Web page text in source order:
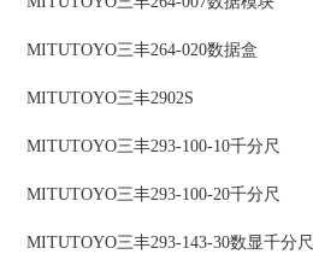
MITUTOYO三丰264-020数据盒
MITUTOYO三丰2902S
MITUTOYO三丰293-100-10千分尺
MITUTOYO三丰293-100-20千分尺
MITUTOYO三丰293-143-30数显千分尺